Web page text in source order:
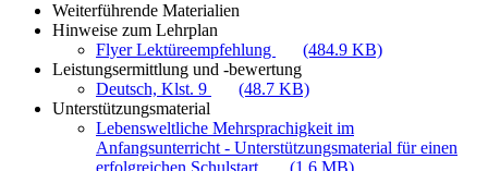
Weiterführende Materialien
Hinweise zum Lehrplan
Flyer Lektüreempfehlung
(484.9 KB)
Leistungsermittlung und -bewertung
Deutsch, Klst. 9
(48.7 KB)
Unterstützungsmaterial
Lebensweltliche Mehrsprachigkeit im
Anfangsunterricht - Unterstützungsmaterial für einen
erfolgreichen Schulstart
(1.6 MB)